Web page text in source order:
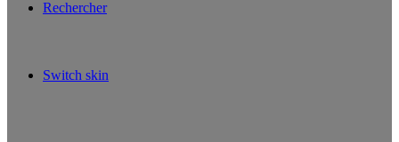
Rechercher
Switch skin